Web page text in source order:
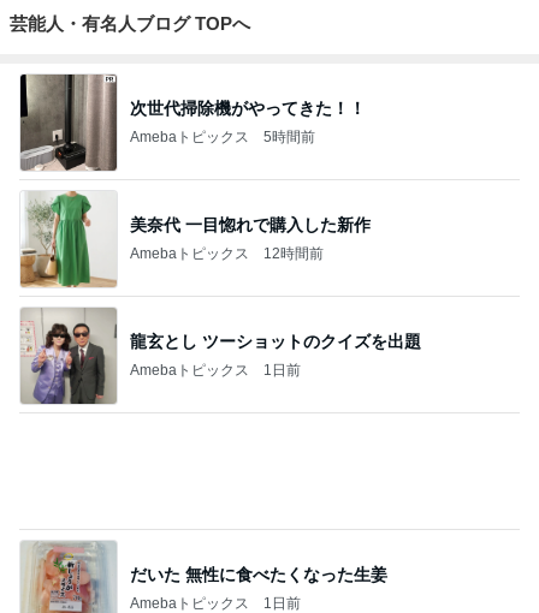
芸能人・有名人ブログ TOPへ
次世代掃除機がやってきた！！
Amebaトピックス 5時間前
美奈代 一目惚れで購入した新作
Amebaトピックス 12時間前
龍玄とし ツーショットのクイズを出題
Amebaトピックス 1日前
だいた 無性に食べたくなった生姜
Amebaトピックス 1日前